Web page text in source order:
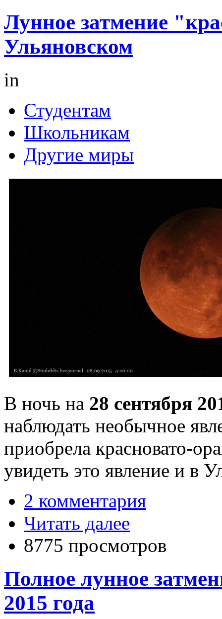
Лунное затмение
Ульяновском
in
Студентам
Школьникам
Другие миры
В ночь на 28 сентября
наблюдать необычное
приобрела красновато-
увидеть это явление и в
2 комментария
Читать далее
8775 просмотров
Полное лунное
2015 года